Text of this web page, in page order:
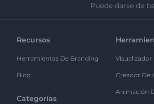
Puede darse de
Recursos
Herramientas De Branding
Blog
Categorías
Visualizador
Creador De
Animación